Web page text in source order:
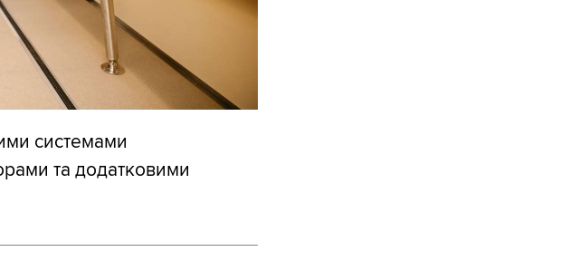
системами
та додатковими